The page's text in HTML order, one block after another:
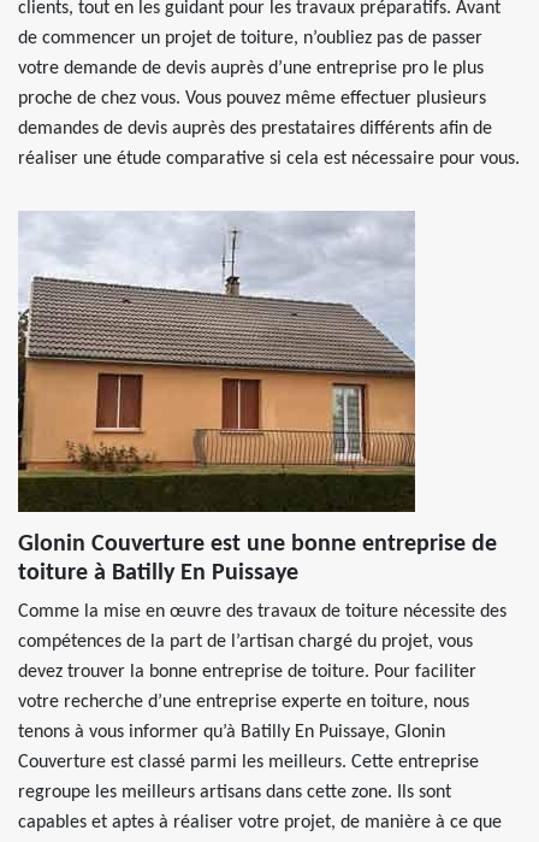
clients, tout en les guidant pour les travaux préparatifs. Avant
de commencer un projet de toiture, n’oubliez pas de passer
votre demande de devis auprès d’une entreprise pro le plus
proche de chez vous. Vous pouvez même effectuer plusieurs
demandes de devis auprès des prestataires différents afin de
réaliser une étude comparative si cela est nécessaire pour vous.
Glonin Couverture est une bonne entreprise de
toiture à Batilly En Puissaye
Comme la mise en œuvre des travaux de toiture nécessite des
compétences de la part de l’artisan chargé du projet, vous
devez trouver la bonne entreprise de toiture. Pour faciliter
votre recherche d’une entreprise experte en toiture, nous
tenons à vous informer qu’à Batilly En Puissaye, Glonin
Couverture est classé parmi les meilleurs. Cette entreprise
regroupe les meilleurs artisans dans cette zone. Ils sont
capables et aptes à réaliser votre projet, de manière à ce que